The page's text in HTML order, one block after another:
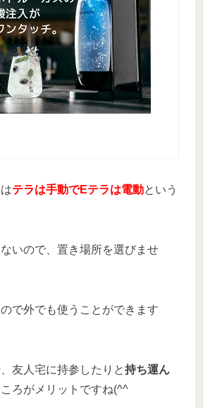
テラは手動でEテラは電動という
いので、置き場所を選びませ
で外でも使うことができます
友人宅に持参したりと持ち運ん
ころがメリットですね(^^